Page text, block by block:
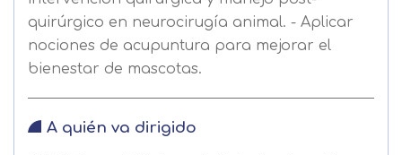
quirúrgico en neurocirugía animal. - Aplicar
nociones de acupuntura para mejorar el
bienestar de mascotas.
A quién va dirigido